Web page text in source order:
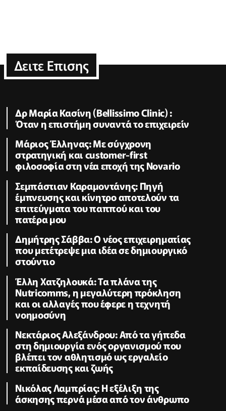
Δειτε Επισης
Δρ Μαρία Κασίνη (Bellissimo Clinic) :
Όταν η επιστήμη συναντά το επιχειρείν
Μάριος Έλληνας: Με σύγχρονη
στρατηγική και customer-first
φιλοσοφία στη νέα εποχή της Novario
Σεμπάστιαν Καραμοντάνης: Πηγή
έμπνευσης και κίνητρο αποτελούν τα
επιτεύγματα του παππού και του
πατέρα μου
Δημήτρης Σάββα: Ο νέος επιχειρηματίας
που μετέτρεψε μια ιδέα σε δημιουργικό
στούντιο
Έλλη Χατζηλουκά: Τα πλάνα της
Nutricomms, η μεγαλύτερη πρόκληση
και οι αλλαγές που έφερε η τεχνητή
νοημοσύνη
Νεκτάριος Αλεξάνδρου: Από τα γήπεδα
στη δημιουργία ενός οργανισμού που
βλέπει τον αθλητισμό ως εργαλείο
εκπαίδευσης και ζωής
Νικόλας Λαμπρίας: Η εξέλιξη της
άσκησης περνά μέσα από τον άνθρωπο